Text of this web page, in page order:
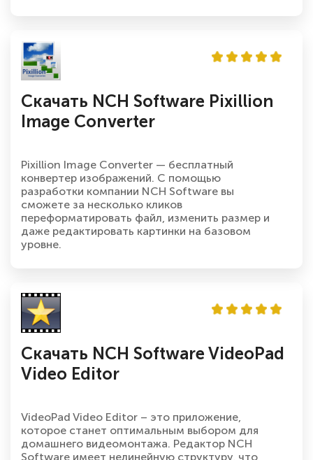
Скачать NCH Software Pixillion
Image Converter
Pixillion Image Converter — бесплатный
конвертер изображений. С помощью
разработки компании NCH Software вы
сможете за несколько кликов
переформатировать файл, изменить размер и
даже редактировать картинки на базовом
уровне.
Скачать NCH Software VideoPad
Video Editor
VideoPad Video Editor – это приложение,
которое станет оптимальным выбором для
домашнего видеомонтажа. Редактор NCH
Software имеет нелинейную структуру, что